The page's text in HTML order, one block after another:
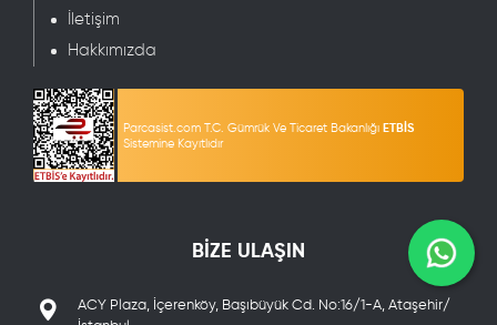
İletişim
Hakkımızda
Parcasist.com T.C. Gümrük Ve Ticaret Bakanlığı ETBİS
Sistemine Kayıtlıdır
BİZE ULAŞIN
ACY Plaza, İçerenköy, Başıbüyük Cd. No:16/1-A, Ataşehir/